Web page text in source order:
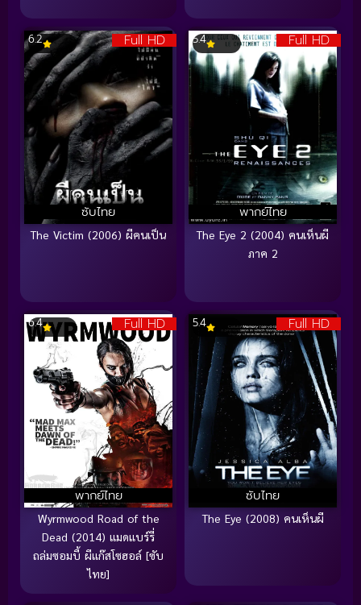
Full HD
ซับไทย
6.2
The Victim (2006) ผีคนเป็น
Full HD
พากย์ไทย
5.4
The Eye 2 (2004) คนเห็นผี
ภาค 2
Full HD
พากย์ไทย
6.4
Wyrmwood Road of the
Dead (2014) แมดแบร์รี่
ถล่มซอมบี้ ผีแก๊สโซฮอล์ [ซับ
ไทย]
Full HD
ซับไทย
5.4
The Eye (2008) คนเห็นผี